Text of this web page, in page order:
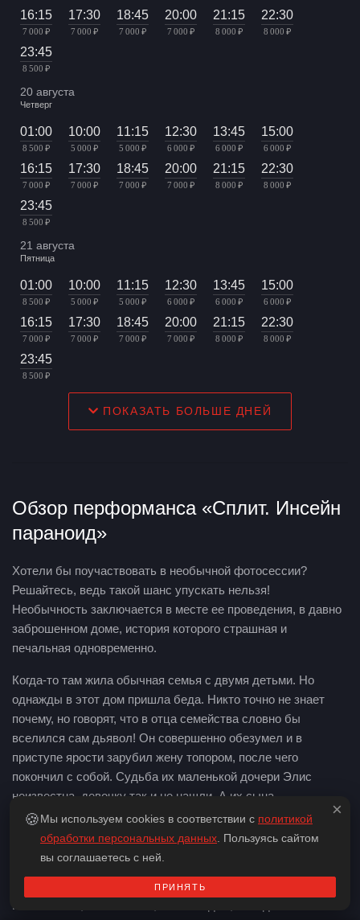
16:15
7 000 ₽
17:30
7 000 ₽
18:45
7 000 ₽
20:00
7 000 ₽
21:15
8 000 ₽
22:30
8 000 ₽
23:45
8 500 ₽
20 августа
Четверг
01:00
8 500 ₽
10:00
5 000 ₽
11:15
5 000 ₽
12:30
6 000 ₽
13:45
6 000 ₽
15:00
6 000 ₽
16:15
7 000 ₽
17:30
7 000 ₽
18:45
7 000 ₽
20:00
7 000 ₽
21:15
8 000 ₽
22:30
8 000 ₽
23:45
8 500 ₽
21 августа
Пятница
01:00
8 500 ₽
10:00
5 000 ₽
11:15
5 000 ₽
12:30
6 000 ₽
13:45
6 000 ₽
15:00
6 000 ₽
16:15
7 000 ₽
17:30
7 000 ₽
18:45
7 000 ₽
20:00
7 000 ₽
21:15
8 000 ₽
22:30
8 000 ₽
23:45
8 500 ₽
ПОКАЗАТЬ БОЛЬШЕ ДНЕЙ
Обзор перформанса «Сплит. Инсейн
параноид»
Хотели бы поучаствовать в необычной фотосессии?
Решайтесь, ведь такой шанс упускать нельзя!
Необычность заключается в месте ее проведения, в давно
заброшенном доме, история которого страшная и
печальная одновременно.
Когда-то там жила обычная семья с двумя детьми. Но
однажды в этот дом пришла беда. Никто точно не знает
почему, но говорят, что в отца семейства словно бы
вселился сам дьявол! Он совершенно обезумел и в
приступе ярости зарубил жену топором, после чего
покончил с собой. Судьба их маленькой дочери Элис
неизвестна, девочку так и не нашли. А их сына,
оставшегося круглым сиротой, отправили в приют. С той
поры прошло много лет, но дом так и не обрел новых
жильцов. Он по-прежнему хранит в себе вещи бывших
Несомненно, такие места, как этот дом, обладают своей
×
🍪Мы используем cookies в соответствии с политикой
обработки персональных данных . Пользуясь сайтом
вы соглашаетесь с ней.
ПРИНЯТЬ